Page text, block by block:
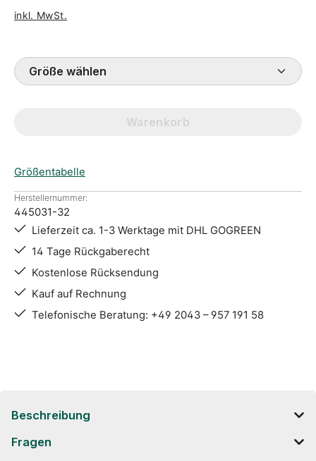
inkl. MwSt.
Größe wählen
Warenkorb
Größentabelle
Herstellernummer:
445031-32
Lieferzeit ca. 1-3 Werktage mit DHL GOGREEN
14 Tage Rückgaberecht
Kostenlose Rücksendung
Kauf auf Rechnung
Telefonische Beratung: +49 2043 – 957 191 58
Beschreibung
Fragen